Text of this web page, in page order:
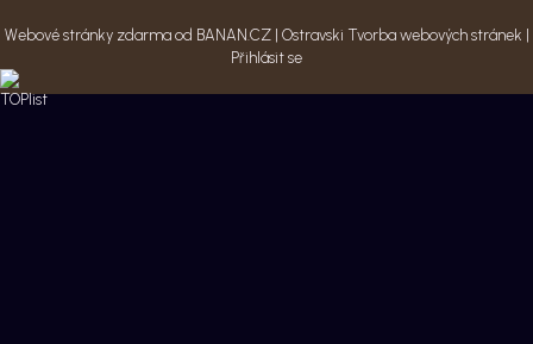
Webové stránky zdarmaod BANAN.CZ| Ostravski Tvorba webových stránek
Přihlásit se